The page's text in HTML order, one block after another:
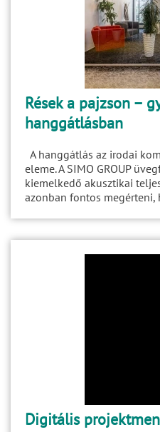
Rések a pajzson –
hanggátlásban
A hanggátlás az irodai
eleme. A SIMO GROUP
kiemelkedő akusztikai
azonban fontos megérteni,
Digitális